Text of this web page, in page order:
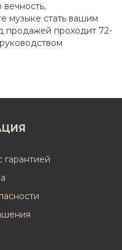
музыке стать вашим
продажей проходит 72-
гарантией